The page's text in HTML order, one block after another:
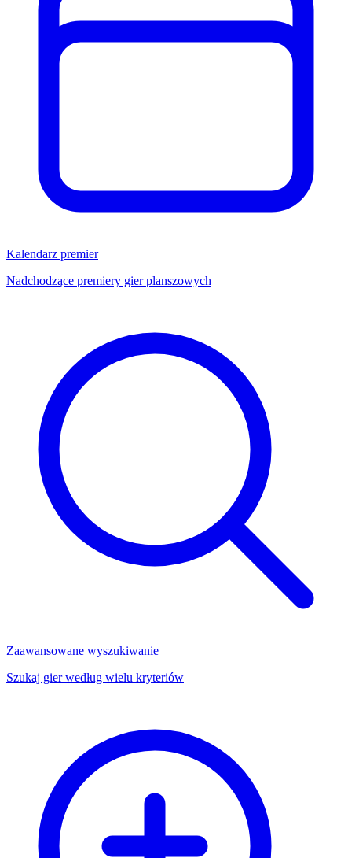
Kalendarz premier
Nadchodzące premiery gier planszowych
Zaawansowane wyszukiwanie
Szukaj gier według wielu kryteriów